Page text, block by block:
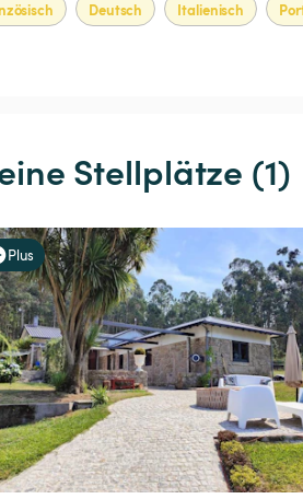
Deutsch Italienisch
Stellplätze (1)
Plus